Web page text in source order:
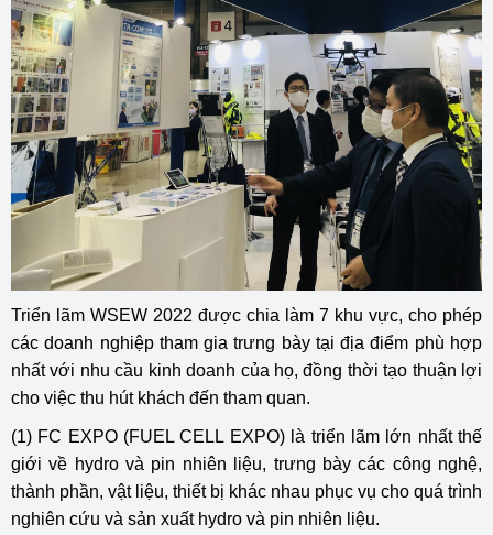
Triển lãm WSEW 2022 được chia làm 7 khu vực, cho phép
các doanh nghiệp tham gia trưng bày tại địa điểm phù hợp
nhất với nhu cầu kinh doanh của họ, đồng thời tạo thuận lợi
cho việc thu hút khách đến tham quan.
(1) FC EXPO (FUEL CELL EXPO) là triển lãm lớn nhất thế
giới về hydro và pin nhiên liệu, trưng bày các công nghệ,
thành phần, vật liệu, thiết bị khác nhau phục vụ cho quá trình
nghiên cứu và sản xuất hydro và pin nhiên liệu.